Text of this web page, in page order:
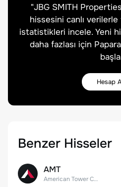
"JBG SMITH
hissesini canlı
istatistikleri incele. Yeni
daha fazlası için
Hesap
Benzer Hisseler
AMT
American Tower Corporation